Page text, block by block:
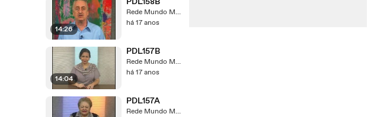
14:26
Rede Mundo Maior
há 17 anos
14:04
PDL157B
Rede Mundo Maior
há 17 anos
PDL157A
Rede Mundo Maior